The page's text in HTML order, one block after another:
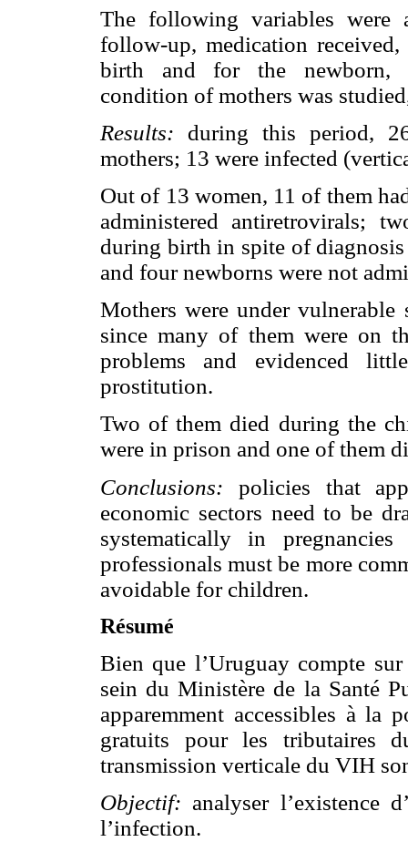
The following variables were
follow-up, medication
birth and for the newborn,
condition of mothers was
Results: during this period,
mothers; 13 were infected
Out of 13 women, 11 of them
administered antiretrovirals;
during birth in spite of
and four newborns were not
Mothers were under
since many of them were on
problems and evidenced
prostitution.
Two of them died during the
were in prison and one of them
Conclusions: policies that
economic sectors need to be
systematically in
professionals must be more
avoidable for children.
Résumé
Bien que l’Uruguay compte
sein du Ministère de la Santé
apparemment accessibles à la
gratuits pour les tributaires
transmission verticale du VIH
Objectif: analyser l’existence
l’infection.